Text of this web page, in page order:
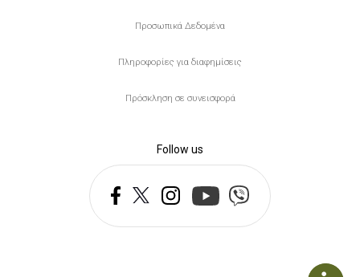
Προσωπικά Δεδομένα
Πληροφορίες για διαφημίσεις
Πρόσκληση σε συνεισφορά
Follow us